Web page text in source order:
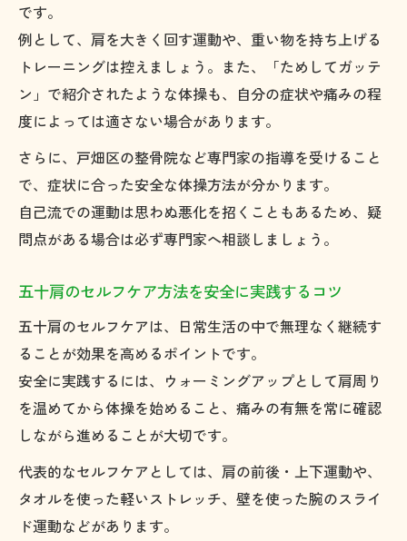
です。
例として、肩を大きく回す運動や、重い物を持ち上げる
トレーニングは控えましょう。また、「ためしてガッテ
ン」で紹介されたような体操も、自分の症状や痛みの程
度によっては適さない場合があります。
さらに、戸畑区の整骨院など専門家の指導を受けること
で、症状に合った安全な体操方法が分かります。
自己流での運動は思わぬ悪化を招くこともあるため、疑
問点がある場合は必ず専門家へ相談しましょう。
五十肩のセルフケア方法を安全に実践するコツ
五十肩のセルフケアは、日常生活の中で無理なく継続す
ることが効果を高めるポイントです。
安全に実践するには、ウォーミングアップとして肩周り
を温めてから体操を始めること、痛みの有無を常に確認
しながら進めることが大切です。
代表的なセルフケアとしては、肩の前後・上下運動や、
タオルを使った軽いストレッチ、壁を使った腕のスライ
ド運動などがあります。